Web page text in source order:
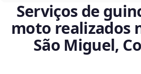
Serviços de
moto realizados
São Miguel,